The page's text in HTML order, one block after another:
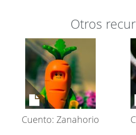
Otros
Cuento: Zanahorio